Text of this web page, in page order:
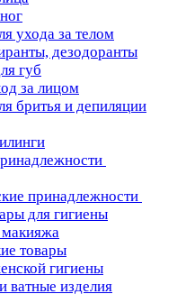
ухода за телом
дезодоранты
губ
за лицом
бритья и депиляции
принадлежности
для гигиены
макияжа
товары
гигиены
ватные изделия